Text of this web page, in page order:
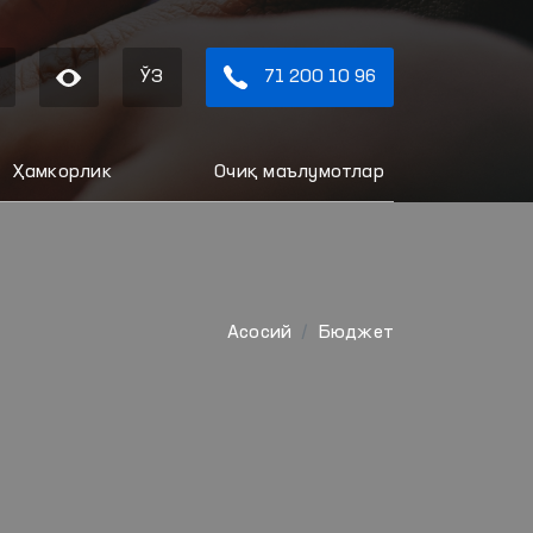
ЎЗ 71 200 10 96
Ҳамкорлик Очиқ маълумотлар
Aсосий Бюджет